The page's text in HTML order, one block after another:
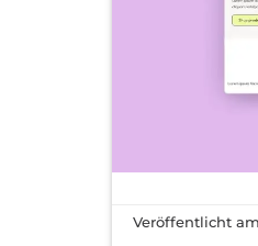
Veröffentlicht